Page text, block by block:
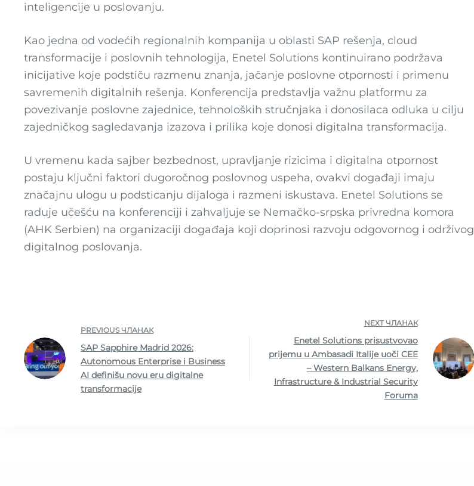
inteligencije u poslovanju.
Kao jedna od vodećih regionalnih kompanija u oblasti SAP rešenja, cloud
transformacije i poslovnih tehnologija, Enetel Solutions kontinuirano podržava
inicijative koje podstiču razmenu znanja, jačanje poslovne otpornosti i primenu
savremenih digitalnih rešenja. Konferencija predstavlja važnu platformu za
povezivanje poslovne zajednice, tehnoloških stručnjaka i donosilaca odluka u cilju
zajedničkog sagledavanja izazova i prilika koje donosi digitalna transformacija.
U vremenu kada sajber bezbednost, upravljanje rizicima i digitalna otpornost
postaju ključni faktori dugoročnog poslovnog uspeha, ovakvi događaji imaju
značajnu ulogu u podsticanju dijaloga i razmeni iskustava. Enetel Solutions se
raduje učešću na konferenciji i zahvaljuje se Nemačko-srpska privredna komora
(AHK Serbien) na organizaciji događaja koji doprinosi razvoju odgovornog i održivog
digitalnog poslovanja.
PREVIOUSЧЛАНАК
SAP Sapphire Madrid 2026:
Autonomous Enterprise i Business
AI definišu novu eru digitalne
transformacije
NEXTЧЛАНАК
Enetel Solutions prisustvovao
prijemu u Ambasadi Italije uoči CEE
– Western Balkans Energy,
Infrastructure & Industrial Security
Foruma